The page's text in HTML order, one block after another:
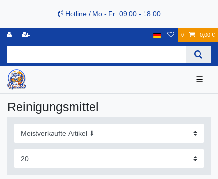
Hotline / Mo - Fr: 09:00 - 18:00
0 0,00 €
☰
Reinigungsmittel